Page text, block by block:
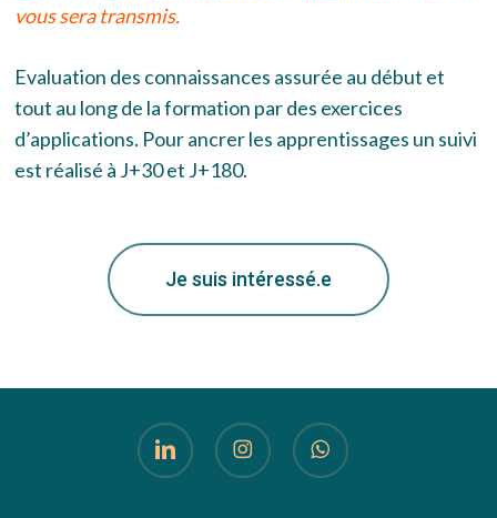
vous sera transmis.
Evaluation des connaissances assurée au début et
tout au long de la formation par des exercices
d’applications. Pour ancrer les apprentissages un suivi
est réalisé à J+30 et J+180.
Je suis intéressé.e
linkedin instagram whatsapp